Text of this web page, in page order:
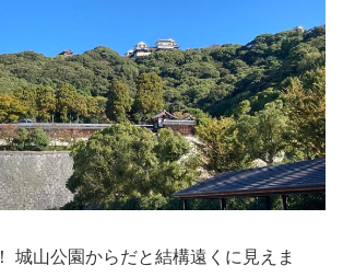
城山公園からだと結構遠くに見えま